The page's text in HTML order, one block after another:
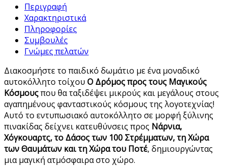
Περιγραφή
Χαρακτηριστικά
Πληροφορίες
Συμβουλές
Γνώμες πελατών
Διακοσμήστε το παιδικό δωμάτιο με ένα μοναδικό
αυτοκόλλητο τοίχου Ο Δρόμος προς τους Μαγικούς
Κόσμουςπου θα ταξιδέψει μικρούς και μεγάλους στους
αγαπημένους φανταστικούς κόσμους της λογοτεχνίας!
Αυτό το εντυπωσιακό αυτοκόλλητο σε μορφή ξύλινης
πινακίδας δείχνει κατευθύνσεις προς Νάρνια,
Χόγκουαρτς, το Δάσος των 100 Στρέμματων, τη Χώρα
των Θαυμάτων και τη Χώρα του Ποτέ, δημιουργώντας
μια μαγική ατμόσφαιρα στο χώρο.